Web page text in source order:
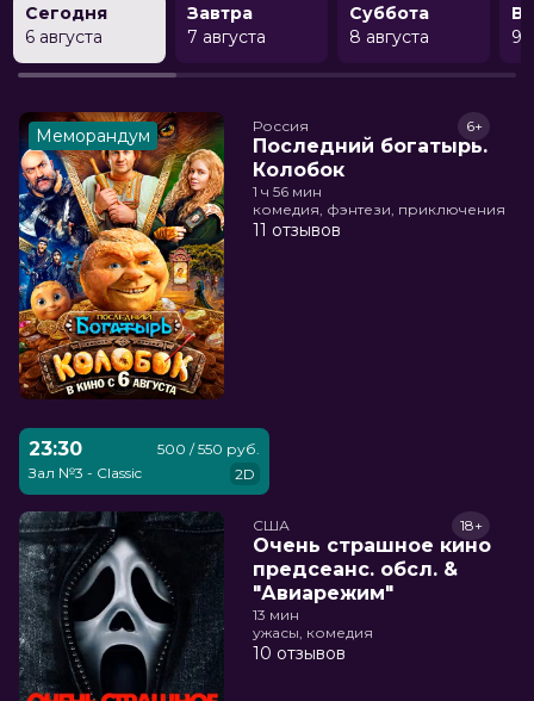
Сегодня
6 августа
Завтра
7 августа
Суббота
8 августа
9
Меморандум Россия
Последний богатырь.
Колобок
6+
1 ч 56 мин
комедия, фэнтези, приключения
11 отзывов
23:30
Зал №3 - Classic
500 / 550 руб.
2D
США
Очень страшное кино
предсеанс. обсл. &
"Авиарежим"
18+
13 мин
ужасы, комедия
10 отзывов